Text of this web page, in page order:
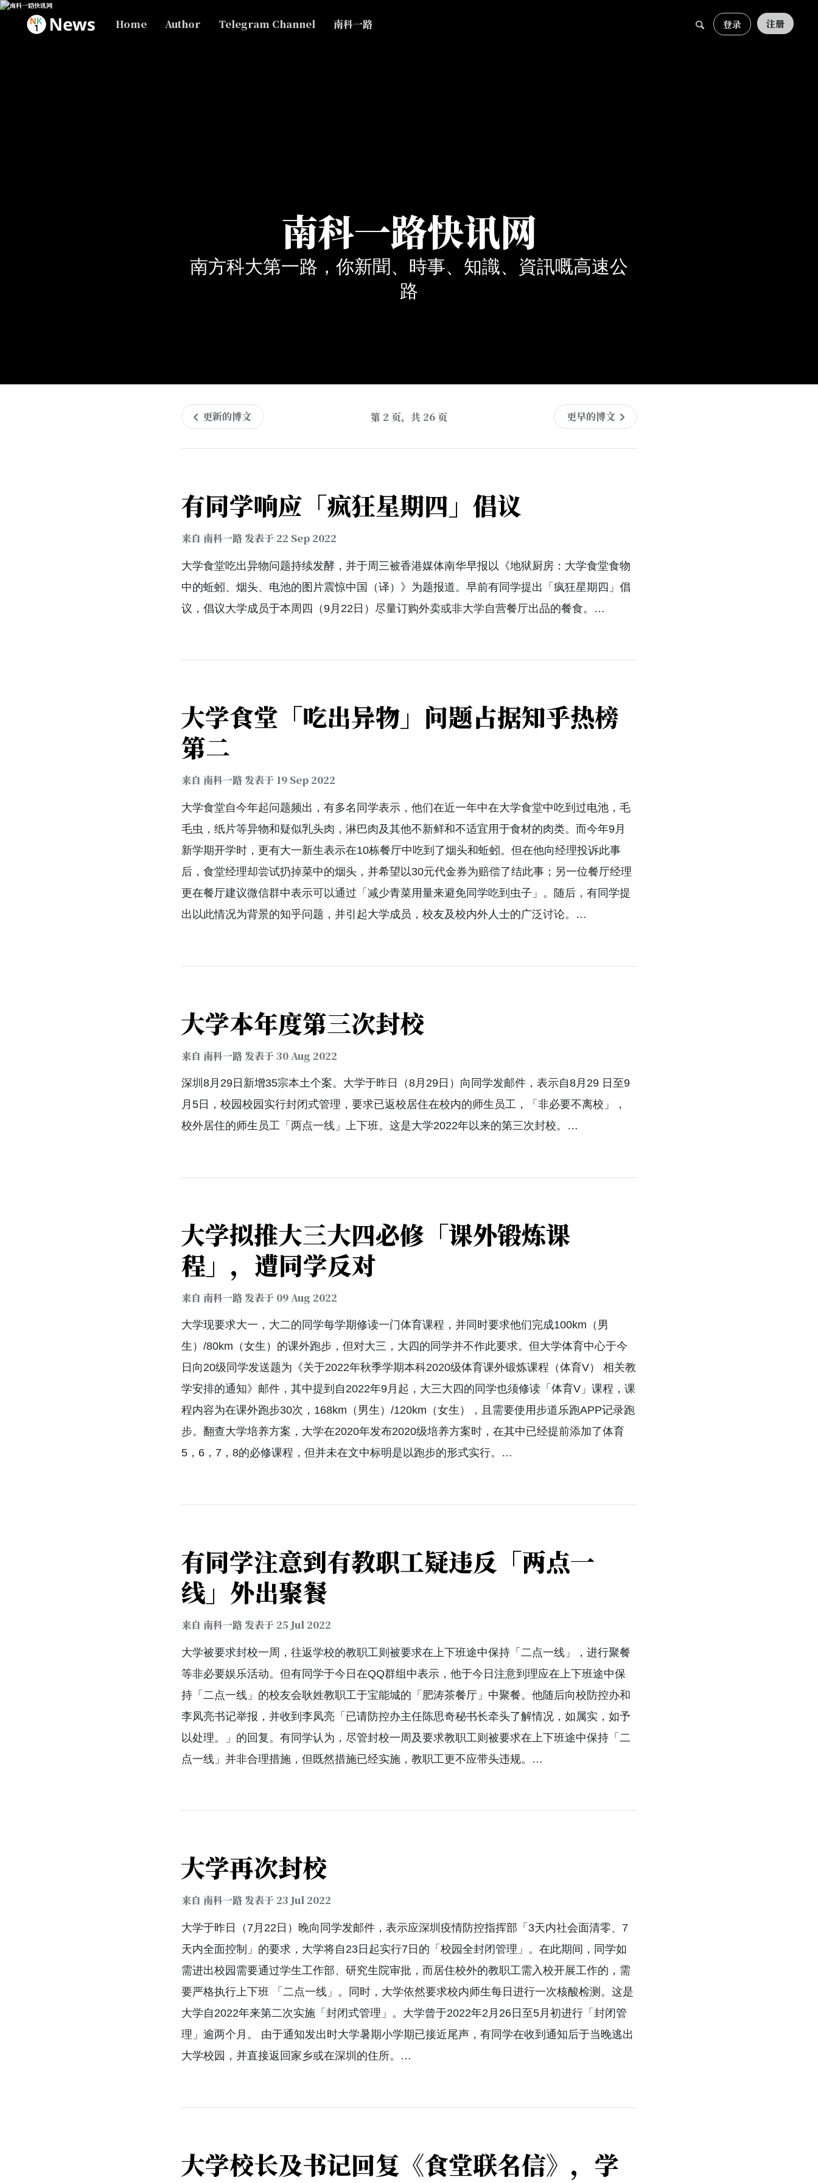
Home Author Telegram Channel 南科一路 登录 注册
南科一路快讯网
南方科大第一路，你新聞、時事、知識、資訊嘅高速公
路
更新的博文 第 2 页，共 26 页 更早的博文
有同学响应「疯狂星期四」倡议
来自南科一路 发表于 22 Sep 2022
大学食堂吃出异物问题持续发酵，并于周三被香港媒体南华早报以《地狱厨房：大学食堂食物
中的蚯蚓、烟头、电池的图片震惊中国（译）》为题报道。早前有同学提出「疯狂星期四」倡
议，倡议大学成员于本周四（9月22日）尽量订购外卖或非大学自营餐厅出品的餐食。…
大学食堂「吃出异物」问题占据知乎热榜
第二
来自南科一路 发表于 19 Sep 2022
大学食堂自今年起问题频出，有多名同学表示，他们在近一年中在大学食堂中吃到过电池，毛
毛虫，纸片等异物和疑似乳头肉，淋巴肉及其他不新鲜和不适宜用于食材的肉类。而今年9月
新学期开学时，更有大一新生表示在10栋餐厅中吃到了烟头和蚯蚓。但在他向经理投诉此事
后，食堂经理却尝试扔掉菜中的烟头，并希望以30元代金券为赔偿了结此事；另一位餐厅经理
更在餐厅建议微信群中表示可以通过「减少青菜用量来避免同学吃到虫子」。随后，有同学提
出以此情况为背景的知乎问题，并引起大学成员，校友及校内外人士的广泛讨论。…
大学本年度第三次封校
来自南科一路 发表于30 Aug 2022
深圳8月29日新增35宗本土个案。大学于昨日（8月29日）向同学发邮件，表示自8月29 日至9
月5日，校园校园实行封闭式管理，要求已返校居住在校内的师生员工，「非必要不离校」，
校外居住的师生员工「两点一线」上下班。这是大学2022年以来的第三次封校。…
大学拟推大三大四必修「课外锻炼课
程」，遭同学反对
来自南科一路 发表于 09 Aug 2022
大学现要求大一，大二的同学每学期修读一门体育课程，并同时要求他们完成100km（男
生）/80km（女生）的课外跑步，但对大三，大四的同学并不作此要求。但大学体育中心于今
日向20级同学发送题为《关于2022年秋季学期本科2020级体育课外锻炼课程（体育V） 相关教
学安排的通知》邮件，其中提到自2022年9月起，大三大四的同学也须修读「体育V」课程，课
程内容为在课外跑步30次，168km（男生）/120km（女生），且需要使用步道乐跑APP记录跑
步。翻查大学培养方案，大学在2020年发布2020级培养方案时，在其中已经提前添加了体育
5，6，7，8的必修课程，但并未在文中标明是以跑步的形式实行。…
有同学注意到有教职工疑违反「两点一
线」外出聚餐
来自南科一路 发表于 25 Jul 2022
大学被要求封校一周，往返学校的教职工则被要求在上下班途中保持「二点一线」，进行聚餐
等非必要娱乐活动。但有同学于今日在QQ群组中表示，他于今日注意到理应在上下班途中保
持「二点一线」的校友会耿姓教职工于宝能城的「肥涛茶餐厅」中聚餐。他随后向校防控办和
李凤亮书记举报，并收到李凤亮「已请防控办主任陈思奇秘书长牵头了解情况，如属实，如予
以处理。」的回复。有同学认为，尽管封校一周及要求教职工则被要求在上下班途中保持「二
点一线」并非合理措施，但既然措施已经实施，教职工更不应带头违规。…
大学再次封校
来自南科一路 发表于 23 Jul 2022
大学于昨日（7月22日）晚向同学发邮件，表示应深圳疫情防控指挥部「3天内社会面清零、7
天内全面控制」的要求，大学将自23日起实行7日的「校园全封闭管理」。在此期间，同学如
需进出校园需要通过学生工作部、研究生院审批，而居住校外的教职工需入校开展工作的，需
要严格执行上下班 「二点一线」。同时，大学依然要求校内师生每日进行一次核酸检测。这是
大学自2022年来第二次实施「封闭式管理」。大学曾于2022年2月26日至5月初进行「封闭管
理」逾两个月。 由于通知发出时大学暑期小学期已接近尾声，有同学在收到通知后于当晚逃出
大学校园，并直接返回家乡或在深圳的住所。…
大学校长及书记回复《食堂联名信》，学